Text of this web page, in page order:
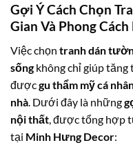
Gợi Ý Cách Chọn
Gian Và Phong
Việc chọn tranh dán
sống không chỉ giúp tăng
đượcgu thẩm mỹ cá
nhà . Dưới đây là những
nội thất , được tổng hợp
tại Minh Hưng Decor: